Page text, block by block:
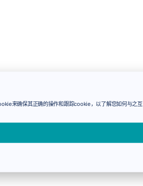
来确保其正确的操作和跟踪cookie，以了解您如何与之